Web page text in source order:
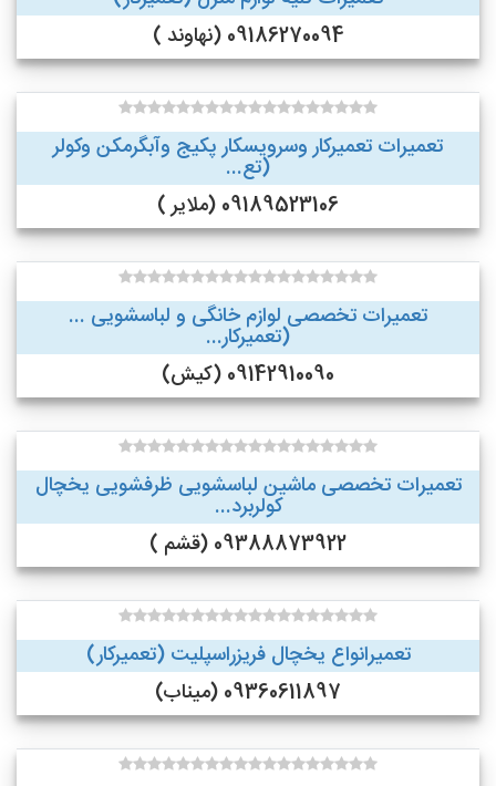
09186270094 (نهاوند )
تعمیرات تعمیرکار وسرویسکار پکیج وآبگرمکن وکولر
(تع...
09189523106 (ملایر )
تعمیرات تخصصی لوازم خانگی و لباسشویی ...
(تعمیرکار...
09142910090 (کیش)
تعمیرات تخصصی ماشین لباسشویی ظرفشویی یخچال
کولربرد...
09388873922 (قشم )
تعمیرانواع یخچال فریزراسپلیت (تعمیرکار)
09360611897 (میناب)